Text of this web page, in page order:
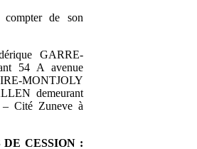
de son
GARRE-
54 A avenue
MONTJOLY
demeurant
Cité Zuneve à
CESSION :